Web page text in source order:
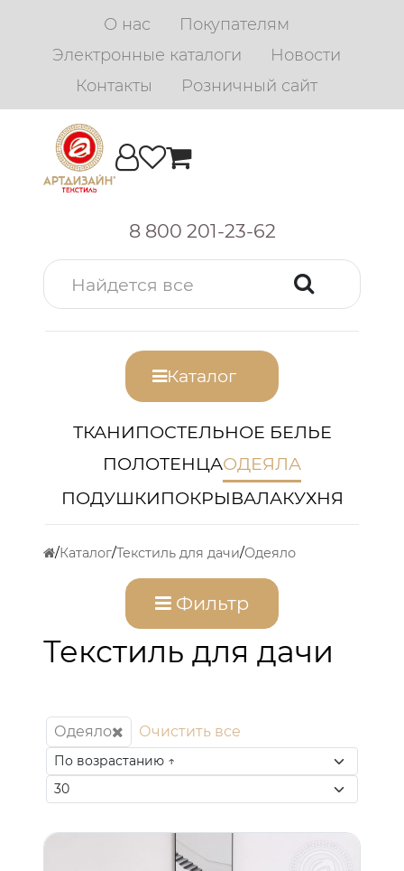
О нас
Покупателям
Электронные каталоги
Новости
Контакты
Розничный сайт
8 800 201-23-62
Каталог
ТКАНИПОСТЕЛЬНОЕ БЕЛЬЕ
ПОЛОТЕНЦАОДЕЯЛА
ПОДУШКИПОКРЫВАЛАКУХНЯ
Каталог Текстиль для дачи Одеяло
Фильтр
Текстиль для дачи
Одеяло Очистить все